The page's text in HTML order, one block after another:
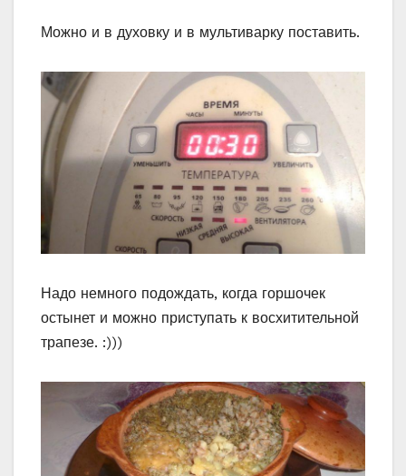
Можно и в духовку и в мультиварку поставить.
Надо немного подождать, когда горшочек
остынет и можно приступать к восхитительной
трапезе. :)))